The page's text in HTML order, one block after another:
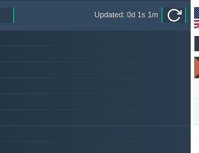
Updated: 0d 1s 1m